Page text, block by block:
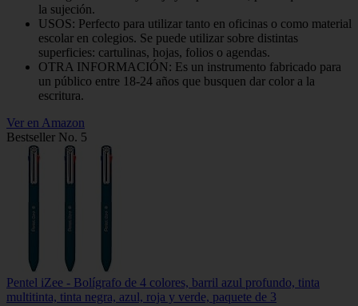
la sujeción.
USOS: Perfecto para utilizar tanto en oficinas o como material
escolar en colegios. Se puede utilizar sobre distintas
superficies: cartulinas, hojas, folios o agendas.
OTRA INFORMACIÓN: Es un instrumento fabricado para
un público entre 18-24 años que busquen dar color a la
escritura.
Ver en Amazon
Bestseller No. 5
Pentel iZee - Bolígrafo de 4 colores, barril azul profundo, tinta
multitinta, tinta negra, azul, roja y verde, paquete de 3